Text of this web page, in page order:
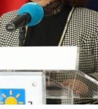
hayatını kaybetti